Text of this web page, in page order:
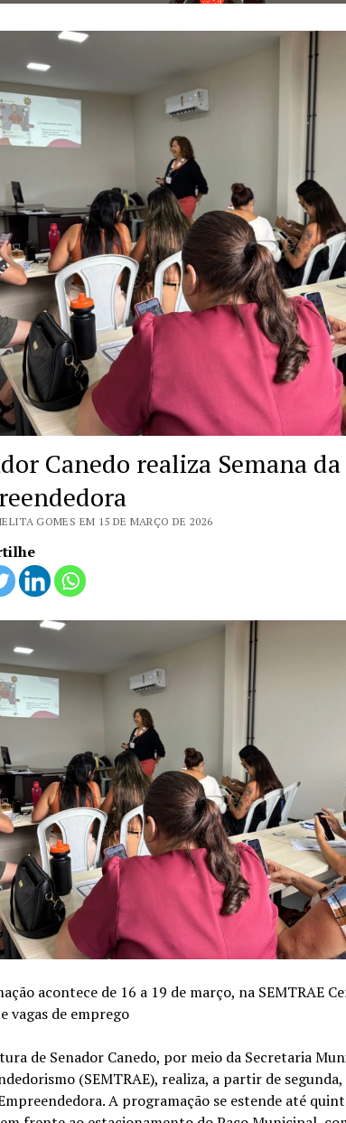
Canedo realiza Semana
GOMES EM 15 DE MARÇO DE 2026
acontece de 16 a 19 de março, na SEMTRAE
vagas de emprego
de Senador Canedo, por meio da Secretaria
(SEMTRAE), realiza, a partir de segunda,
A programação se estende até